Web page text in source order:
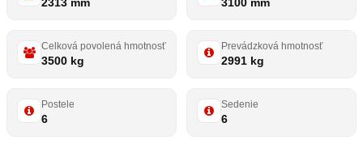
Celková povolená hmotnosť
3500 kg
Prevádzková hmotnosť
2991 kg
Postele
6
Sedenie
6